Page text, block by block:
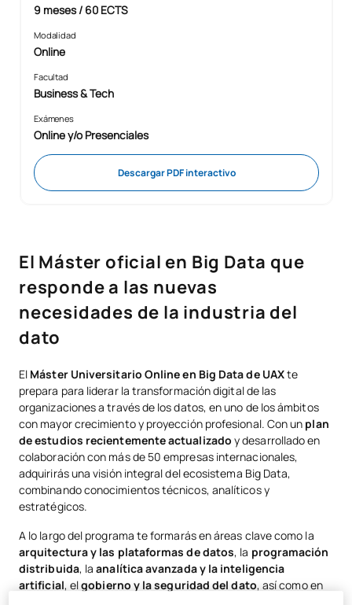
9 meses / 60 ECTS
Modalidad
Online
Facultad
Business & Tech
Exámenes
Online y/o Presenciales
Descargar PDF interactivo
El Máster oficial en Big Data que
responde a las nuevas
necesidades de la industria del
dato
El Máster Universitario Online en Big Data de UAXte
prepara para liderar la transformación digital de las
organizaciones a través de los datos, en uno de los ámbitos
con mayor crecimiento y proyección profesional. Con un plan
de estudios recientemente actualizado y desarrollado en
colaboración con más de 50 empresas internacionales,
adquirirás una visión integral del ecosistema Big Data,
combinando conocimientos técnicos, analíticos y
estratégicos.
A lo largo del programa te formarás en áreas clave como la
arquitectura y las plataformas de datos, la programación
distribuida, laanalítica avanzada y la inteligencia
artificial, elgobierno y la seguridad del dato, así como en